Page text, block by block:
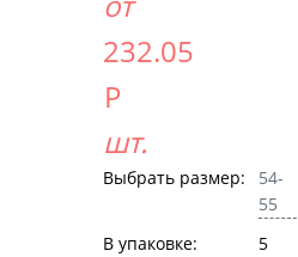
232.05
Р
шт.
Выбрать размер:
54-
55
В упаковке:
5